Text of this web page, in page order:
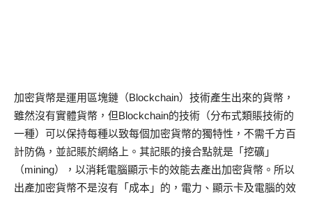
加密貨幣是運用區塊鏈（Blockchain）技術產生出來的貨幣，
雖然沒有實體貨幣，但Blockchain的技術（分布式類賬技術的
一種）可以保持每種以致每個加密貨幣的獨特性，不需千方百
計防偽，並記賬於網絡上。其記賬的接合點就是「挖礦」
（mining），以消耗電腦顯示卡的效能去產出加密貨幣。所以
出產加密貨幣不是沒有「成本」的，電力、顯示卡及電腦的效